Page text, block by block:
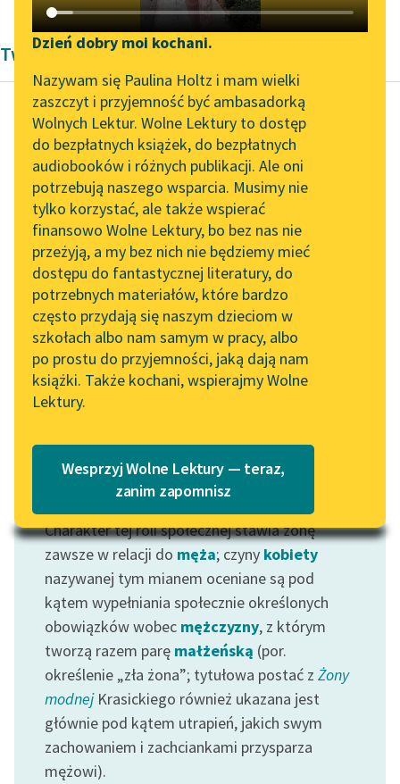
Katalog DAISY
Podkasty o książkach
Zgłoś brak utworu
Aktualności
„Prokurator Alicja Horn”
do słuchania
Byliśmy częścią AI Impact
Lab
Zapraszamy na spotkanie
online z tłumaczkami
literatury skandynawskiej
Spotkanie z Katarzyną
Tunkiel w Oslo
102. lata temu zmarł
Joseph Conrad
Lektury szkolne i klasyka
literatury do słuchania dla
uczennic i uczniów z
niepełnosprawnościami
E-kolekcja lektur
szkolnych i literatury do
słuchania dla uczennic i
uczniów z
niepełnosprawnościami
Feministyczne inspiracje.
Popularyzacja
skandynawskiej literatury
feministycznej
Narzędzia
Mapa Wolnych Lektur
Leśmianator
Przewodnik dla piszących i
czytających
API
OAI-PMH
Widget Wolnych Lektur
Przypisy
Katalog w formacie PDF
Dzień dobry moi kochani.
Nazywam się Paulina Holtz i mam wielki
zaszczyt i przyjemność być ambasadorką
Wolnych Lektur. Wolne Lektury to dostęp
do bezpłatnych książek, do bezpłatnych
audiobooków i różnych publikacji. Ale oni
potrzebują naszego wsparcia. Musimy nie
tylko korzystać, ale także wspierać
finansowo Wolne Lektury, bo bez nas nie
przeżyją, a my bez nich nie będziemy mieć
dostępu do fantastycznej literatury, do
potrzebnych materiałów, które bardzo
często przydają się naszym dzieciom w
szkołach albo nam samym w pracy, albo
po prostu do przyjemności, jaką dają nam
książki. Także kochani, wspierajmy Wolne
Lektury.
Wesprzyj Wolne Lektury — teraz,
zanim zapomnisz
Twórczość Modernizm Arthura Conan Doyle'a
Arthur Conan Doyle
Pies Baskerville'ów
Pozostaje mi już tylko
zaznaczyć rolę pani
Stapleton. Mąż
wywierał na nią wpływ
demoniczny; nie...
Czytaj więcej
Motyw: Żona
Charakter tej roli społecznej stawia żonę
zawsze w relacji do męża; czyny kobiety
nazywanej tym mianem oceniane są pod
kątem wypełniania społecznie określonych
obowiązków wobec mężczyzny, z którym
tworzą razem parę małżeńską (por.
określenie „zła żona”; tytułowa postać z Żony
modnejKrasickiego również ukazana jest
głównie pod kątem utrapień, jakich swym
zachowaniem i zachciankami przysparza
mężowi).